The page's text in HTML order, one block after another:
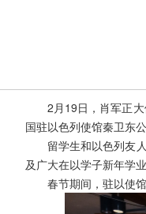
2月19日，肖军正
国驻以色列使馆秦卫东公
留学生和以色列友
及广大在以学子新年学
春节期间，驻以使